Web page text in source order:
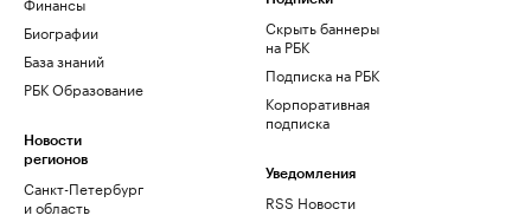
Биографии
База знаний
РБК Образование
Новости
регионов
Санкт-Петербург
и область
Скрыть баннеры
на РБК
Подписка на РБК
Корпоративная
подписка
Уведомления
RSS Новости